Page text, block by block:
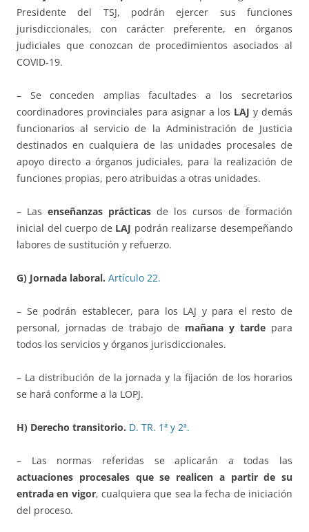
Presidente del TSJ, podrán ejercer sus funciones
jurisdiccionales, con carácter preferente, en órganos
judiciales que conozcan de procedimientos asociados al
COVID-19.
– Se conceden amplias facultades a los secretarios
coordinadores provinciales para asignar a los LAJy demás
funcionarios al servicio de la Administración de Justicia
destinados en cualquiera de las unidades procesales de
apoyo directo a órganos judiciales, para la realización de
funciones propias, pero atribuidas a otras unidades.
– Las enseñanzas prácticas de los cursos de formación
inicial del cuerpo de LAJ podrán realizarse desempeñando
labores de sustitución y refuerzo.
G) Jornada laboral. Artículo 22.
– Se podrán establecer, para los LAJ y para el resto de
personal, jornadas de trabajo de mañana y tarde para
todos los servicios y órganos jurisdiccionales.
– La distribución de la jornada y la fijación de los horarios
se hará conforme a la LOPJ.
H) Derecho transitorio. D. TR. 1ª y 2ª.
– Las normas referidas se aplicarán a todas las
actuaciones procesales que se realicen a partir de su
entrada en vigor, cualquiera que sea la fecha de iniciación
del proceso.